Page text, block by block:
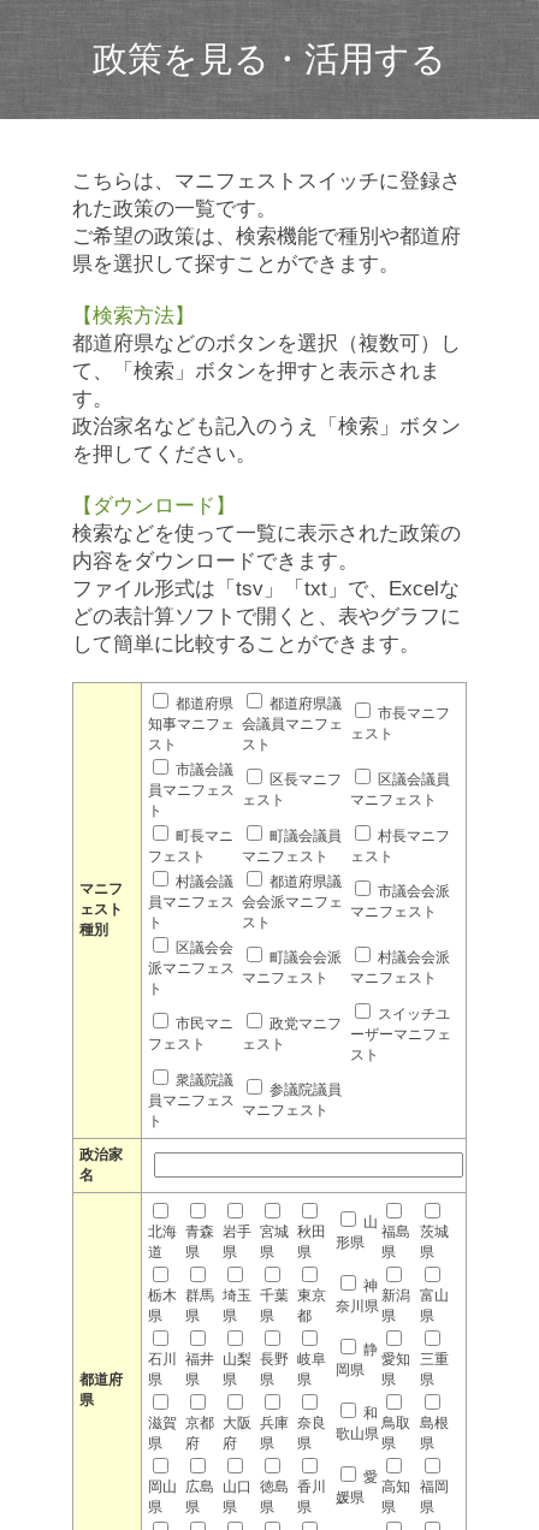
政策を見る・活用する
こちらは、マニフェストスイッチに登録さ
れた政策の一覧です。
ご希望の政策は、検索機能で種別や都道府
県を選択して探すことができます。
【検索方法】
都道府県などのボタンを選択（複数可）し
て、「検索」ボタンを押すと表示されま
す。
政治家名なども記入のうえ「検索」ボタン
を押してください。
【ダウンロード】
検索などを使って一覧に表示された政策の
内容をダウンロードできます。
ファイル形式は「tsv」「txt」で、Excelな
どの表計算ソフトで開くと、表やグラフに
して簡単に比較することができます。
マニフ
ェスト
種別
都道府県
知事マニフェ
スト
都道府県議
会議員マニフェ
スト
市長マニフ
ェスト
市議会議
員マニフェス
ト
区長マニフ
ェスト
区議会議員
マニフェスト
町長マニ
フェスト
町議会議員
マニフェスト
村長マニフ
ェスト
村議会議
員マニフェス
ト
都道府県議
会会派マニフェ
スト
市議会会派
マニフェスト
区議会会
派マニフェス
ト
町議会会派
マニフェスト
村議会会派
マニフェスト
市民マニ
フェスト
政党マニフ
ェスト
スイッチユ
ーザーマニフェ
スト
衆議院議
員マニフェス
ト
参議院議員
マニフェスト
政治家
名
都道府
県
北海
道
青森
県
岩手
県
宮城
県
秋田
県
山
形県
福島
県
茨城
県
栃木
県
群馬
県
埼玉
県
千葉
県
東京
都
神
奈川県
新潟
県
富山
県
石川
県
福井
県
山梨
県
長野
県
岐阜
県
静
岡県
愛知
県
三重
県
滋賀
県
京都
府
大阪
府
兵庫
県
奈良
県
和
歌山県
鳥取
県
島根
県
岡山
県
広島
県
山口
県
徳島
県
香川
県
愛
媛県
高知
県
福岡
県